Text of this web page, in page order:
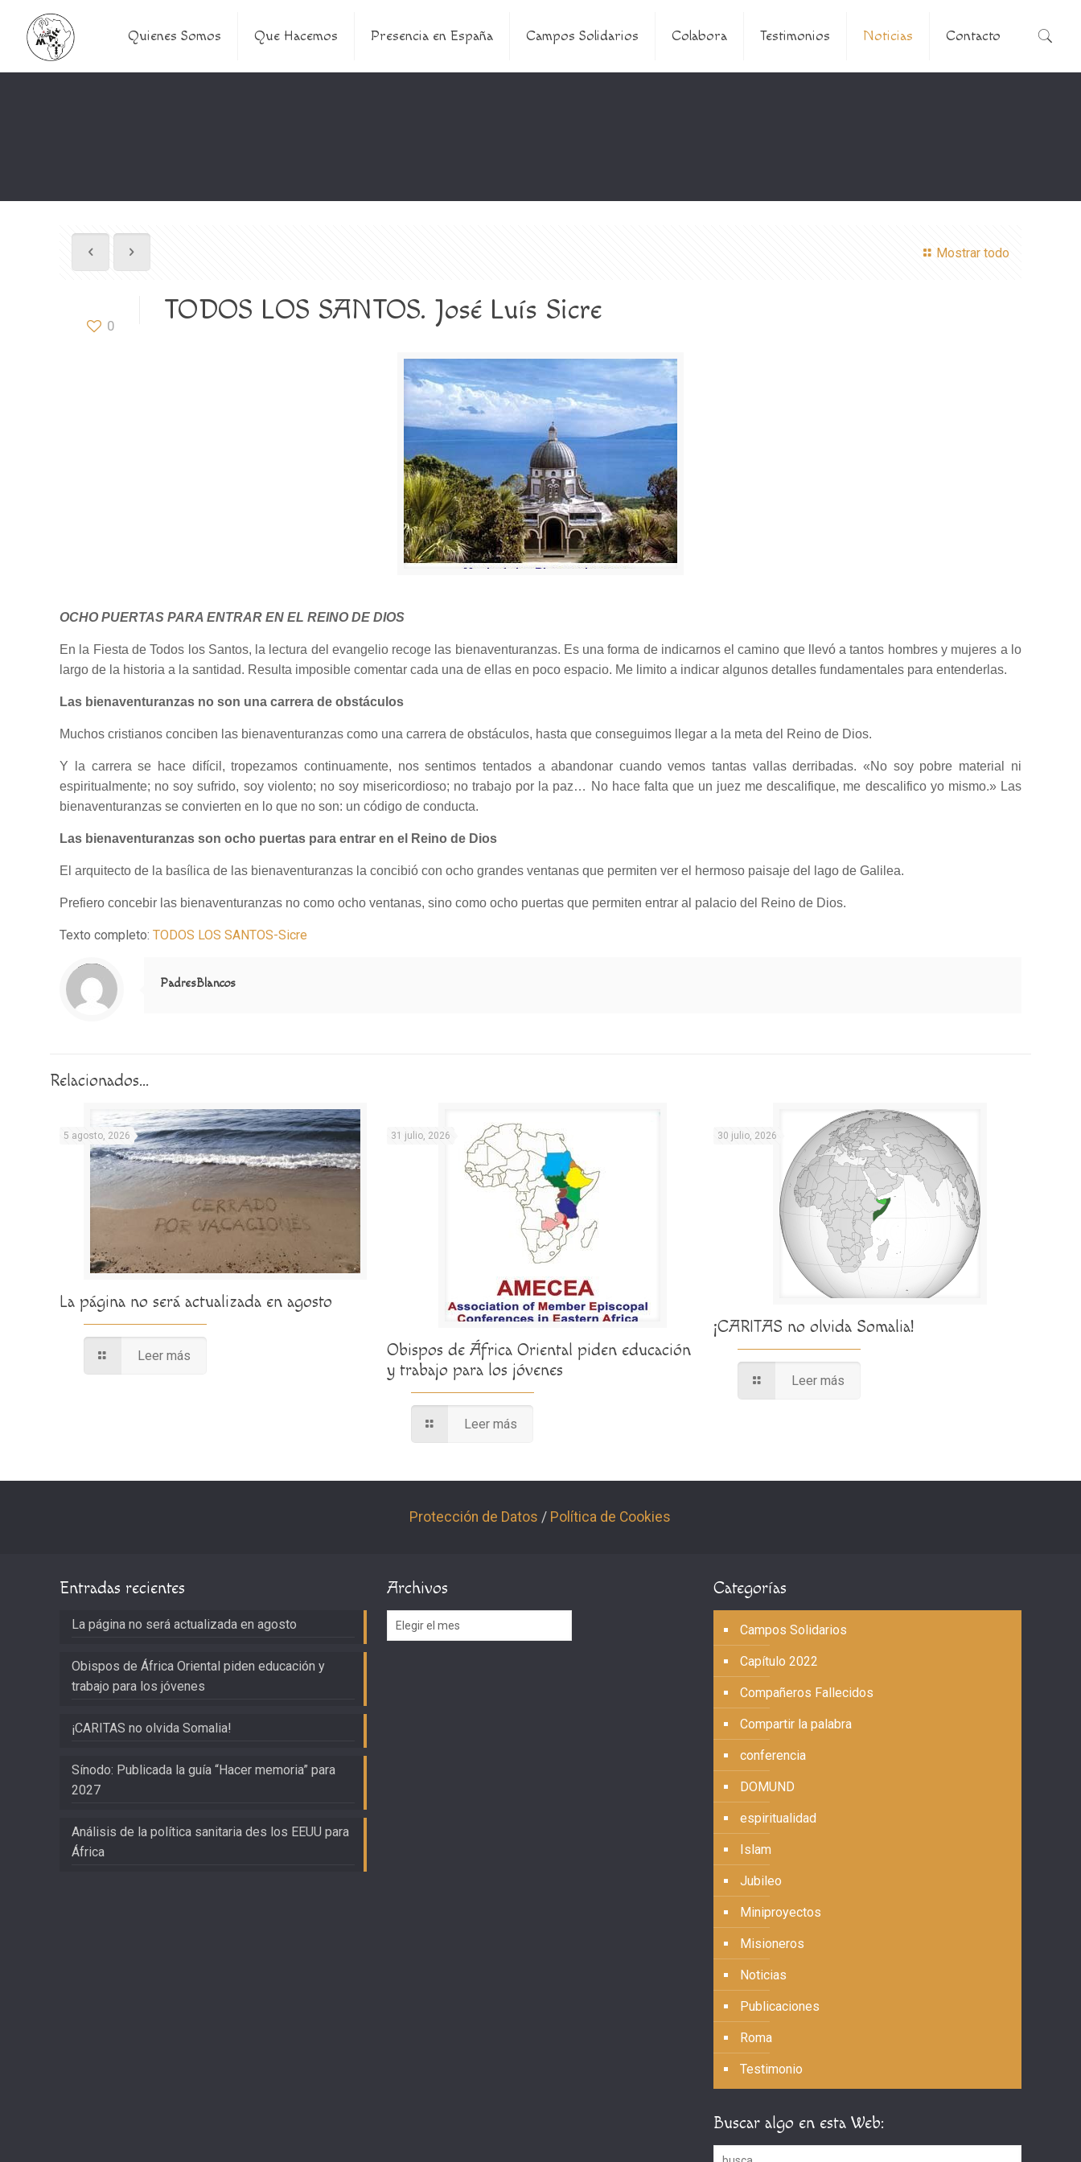
Quienes Somos Que Hacemos Presencia en España Campos Solidarios Colabora Testimonios Noticias Contacto
Mostrar todo
0 TODOS LOS SANTOS. José Luís Sicre
OCHO PUERTAS PARA ENTRAR EN EL REINO DE DIOS
En la Fiesta de Todos los Santos, la lectura del evangelio recoge las bienaventuranzas. Es una forma de indicarnos el camino que llevó a tantos hombres y mujeres a lo
largo de la historia a la santidad. Resulta imposible comentar cada una de ellas en poco espacio. Me limito a indicar algunos detalles fundamentales para entenderlas.
Las bienaventuranzas no son una carrera de obstáculos
Muchos cristianos conciben las bienaventuranzas como una carrera de obstáculos, hasta que conseguimos llegar a la meta del Reino de Dios.
Y la carrera se hace difícil, tropezamos continuamente, nos sentimos tentados a abandonar cuando vemos tantas vallas derribadas. «No soy pobre material ni
espiritualmente; no soy sufrido, soy violento; no soy misericordioso; no trabajo por la paz… No hace falta que un juez me descalifique, me descalifico yo mismo.» Las
bienaventuranzas se convierten en lo que no son: un código de conducta.
Las bienaventuranzas son ocho puertas para entrar en el Reino de Dios
El arquitecto de la basílica de las bienaventuranzas la concibió con ocho grandes ventanas que permiten ver el hermoso paisaje del lago de Galilea.
Prefiero concebir las bienaventuranzas no como ocho ventanas, sino como ocho puertas que permiten entrar al palacio del Reino de Dios.
Texto completo:TODOS LOS SANTOS-Sicre
Notice
: Trying to access array offset on value of type null in
/home/misioner/public_html/padresblancos/themes/betheme/includes/content-single.php
on line
286
PadresBlancos
Relacionados...
5 agosto, 2026
La página no será actualizada en agosto
Leer más
31 julio, 2026
Obispos de África Oriental piden educación
y trabajo para los jóvenes
Leer más
30 julio, 2026
¡CARITAS no olvida Somalia!
Leer más
Protección de Datos / Política de Cookies
Entradas recientes
La página no será actualizada en agosto
Obispos de África Oriental piden educación y
trabajo para los jóvenes
¡CARITAS no olvida Somalia!
Sínodo: Publicada la guía “Hacer memoria” para
2027
Análisis de la política sanitaria des los EEUU para
África
Archivos
Archivos
Categorías
Campos Solidarios
Capítulo 2022
Compañeros Fallecidos
Compartir la palabra
conferencia
DOMUND
espiritualidad
Islam
Jubileo
Miniproyectos
Misioneros
Noticias
Publicaciones
Roma
Testimonio
Buscar algo en esta Web: